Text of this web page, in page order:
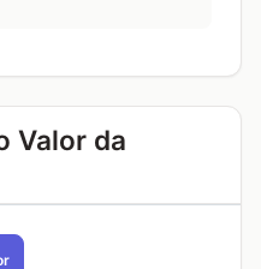
Valor da